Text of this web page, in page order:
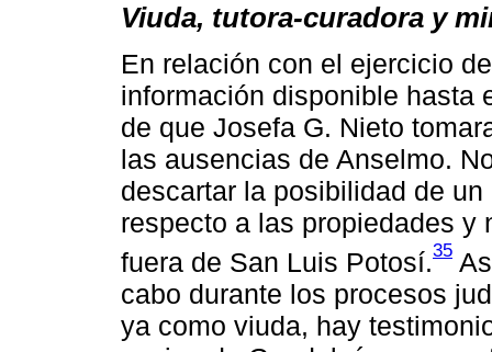
Viuda, tutora-curadora y
En relación con el ejercicio
información disponible hasta
de que Josefa G. Nieto
las ausencias de Anselmo.
descartar la posibilidad de
respecto a las propiedades y
fuera de San Luis Potosí.35
cabo durante los procesos
ya como viuda, hay